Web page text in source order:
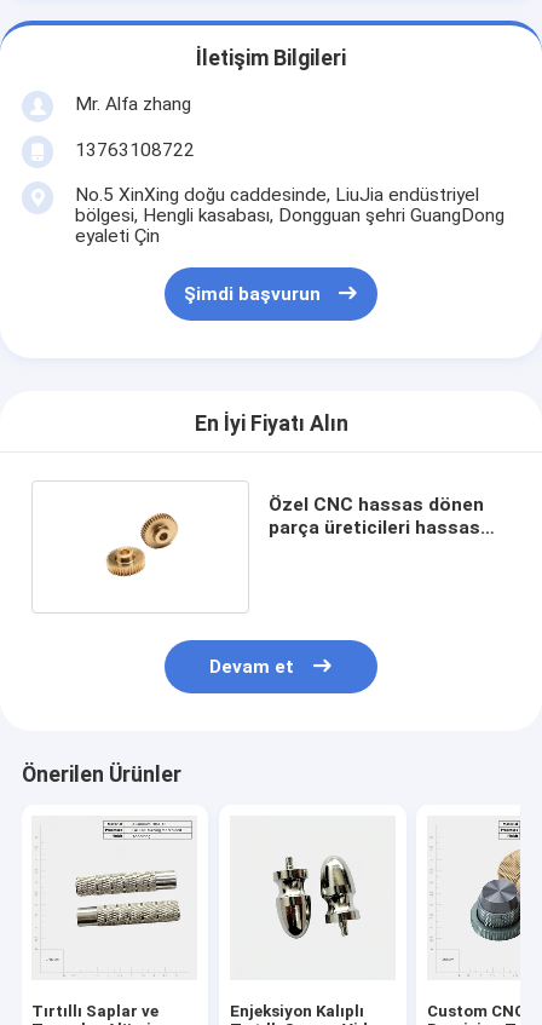
İletişim Bilgileri
Mr. Alfa zhang
13763108722
No.5 XinXing doğu caddesinde, LiuJia endüstriyel
bölgesi, Hengli kasabası, Dongguan şehri GuangDong
eyaleti Çin
Şimdi başvurun
En İyi Fiyatı Alın
Özel CNC hassas dönen
parça üreticileri hassas
Devam et
Önerilen Ürünler
Tırtıllı Saplar ve
Enjeksiyon Kalıplı
Custom CNC